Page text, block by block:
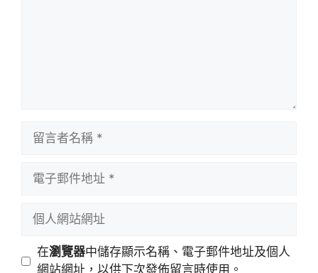
址
站
在瀏覽器中儲存顯示名稱、電子郵件地址及個人
網站網址，以供下次發佈留言時使用。